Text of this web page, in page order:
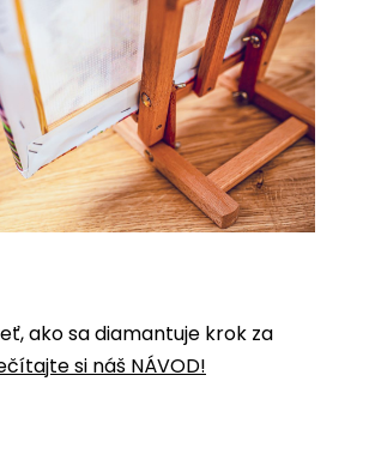
ako sa diamantuje krok za
si náš NÁVOD!